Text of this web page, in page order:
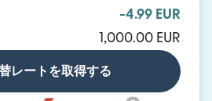
-4.99 EUR
1,000.00 EUR
レートを取得する